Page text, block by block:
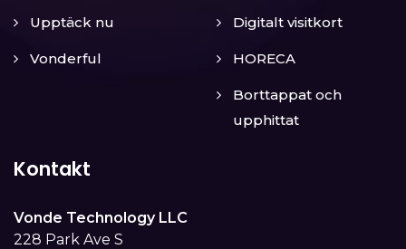
Upptäck nu
Vonderful
Digitalt visitkort
HORECA
Borttappat och
upphittat
Kontakt
Vonde Technology LLC
228 Park Ave S